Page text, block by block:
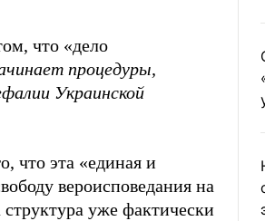
что «дело
процедуры,
Украинской
что эта «единая и
вероисповедания на
уже фактически